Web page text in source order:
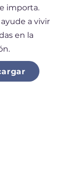
importa.
a vivir
en la